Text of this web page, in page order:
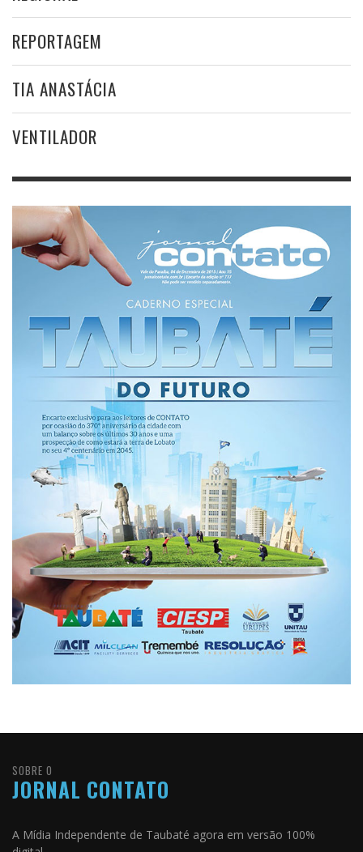
REPORTAGEM
TIA ANASTÁCIA
VENTILADOR
SOBRE O
JORNAL CONTATO
A Mídia Independente de Taubaté agora em versão 100%